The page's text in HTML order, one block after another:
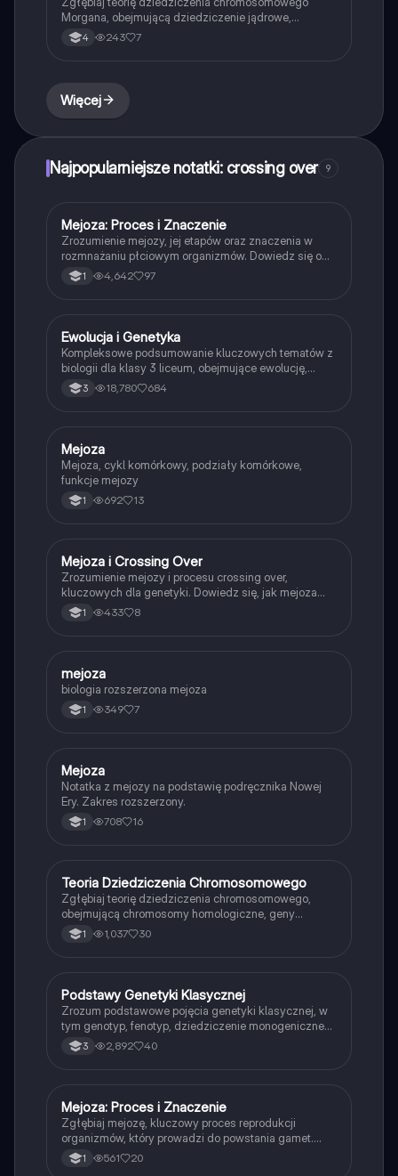
Morgana, obejmującą dziedziczenie jądrowe,
pozajądrowe oraz geny sprzężone z płcią. Dowiedz
się o crossing over, rekombinacji genetycznej oraz
biologii i genetyki.
4 243 7
Więcej
Najpopularniejsze notatki: crossing over 9
Biologia
Mejoza: Proces i Znaczenie
Zrozumienie mejozy, jej etapów oraz znaczenia w
rozmnażaniu płciowym organizmów. Dowiedz się o
podziale komórkowym, crossing-over oraz losowym
rozchodzeniu chromosomów. Idealne dla uczniów
1 4,642 97
Biologia
Ewolucja i Genetyka
Kompleksowe podsumowanie kluczowych tematów z
biologii dla klasy 3 liceum, obejmujące ewolucję,
genetykę, biotechnologię oraz ekologię. Zawiera
informacje o dziedziczeniu, strukturze DNA,
przygotowujących się do egzaminów.
3 18,780 684
Biologia
Mejoza
Mejoza, cykl komórkowy, podziały komórkowe,
funkcje mejozy
1 692 13
Biologia
Mejoza i Crossing Over
Zrozumienie mejozy i procesu crossing over,
kluczowych dla genetyki. Dowiedz się, jak mejoza
prowadzi do powstawania gamet i jakie ma znaczenie
dla różnorodności genetycznej. Materiał oparty na
1 433 8
Biologia
mejoza
biologia rozszerzona mejoza
1 349 7
Biologia
Mejoza
Notatka z mejozy na podstawię podręcznika Nowej
Ery. Zakres rozszerzony.
1 708 16
Biologia
Teoria Dziedziczenia Chromosomowego
Zgłębiaj teorię dziedziczenia chromosomowego,
obejmującą chromosomy homologiczne, geny
sprzężone oraz proces crossing-over. Dowiedz się,
jak lokalizacja genów na chromosomach wpływa na
crossing-over. Idealne dla studentów biologii i
genetyki.
1 1,037 30
Biologia
Podstawy Genetyki Klasycznej
Zrozum podstawowe pojęcia genetyki klasycznej, w
tym genotyp, fenotyp, dziedziczenie monogeniczne
oraz choroby genetyczne. Dowiedz się o prawach
Mendla, zmienności organizmów, teorii
medycyny. Typ: podsumowanie.
3 2,892 40
Biologia
Mejoza: Proces i Znaczenie
Zgłębiaj mejozę, kluczowy proces reprodukcji
organizmów, który prowadzi do powstania gamet.
Dowiedz się o etapach mejozy, w tym crossing-over,
oraz o różnicach między mejozą a mitozą. Materiał
1 561 20